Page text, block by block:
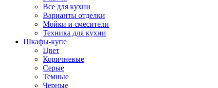
Все для кухни
Варианты отделки
Мойки и смесители
Техника для кухни
Шкафы-купе
Цвет
Коричневые
Серые
Темные
Черные